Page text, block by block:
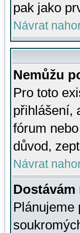
pak jako
Návrat
Nemůžu
Pro toto
přihlášení,
fórum
důvod,
Návrat
Plánujeme